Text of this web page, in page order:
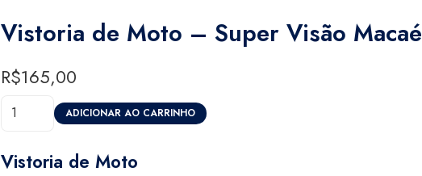
Vistoria de Moto – Super Visão Macaé
R$165,00
Vistoria
Moto
ADICIONAR AO CARRINHO
Vistoria de Moto